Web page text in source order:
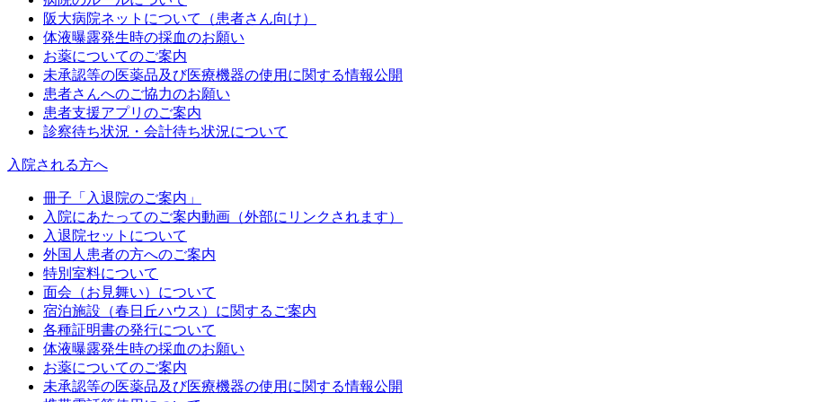
阪大病院ネットについて（患者さん向け）
体液曝露発生時の採血のお願い
お薬についてのご案内
未承認等の医薬品及び医療機器の使用に関する情報公開
患者さんへのご協力のお願い
患者支援アプリのご案内
診察待ち状況・会計待ち状況について
入院される方へ
冊子「入退院のご案内」
入院にあたってのご案内動画（外部にリンクされます）
入退院セットについて
外国人患者の方へのご案内
特別室料について
面会（お見舞い）について
宿泊施設（春日丘ハウス）に関するご案内
各種証明書の発行について
体液曝露発生時の採血のお願い
お薬についてのご案内
未承認等の医薬品及び医療機器の使用に関する情報公開